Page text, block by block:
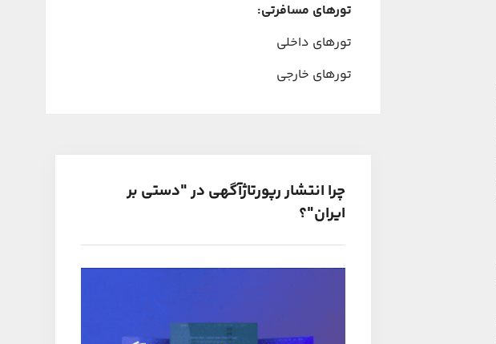
تورهای مسافرتی:
تورهای داخلی
تورهای خارجی
چرا انتشار رپورتاژآگهی در "دستی بر
ایران"؟